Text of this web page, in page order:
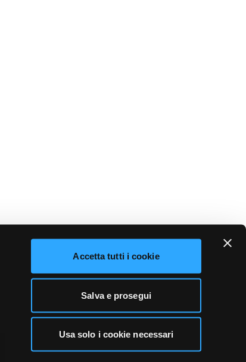
Accetta tutti i cookie
Salva e prosegui
Usa solo i cookie necessari